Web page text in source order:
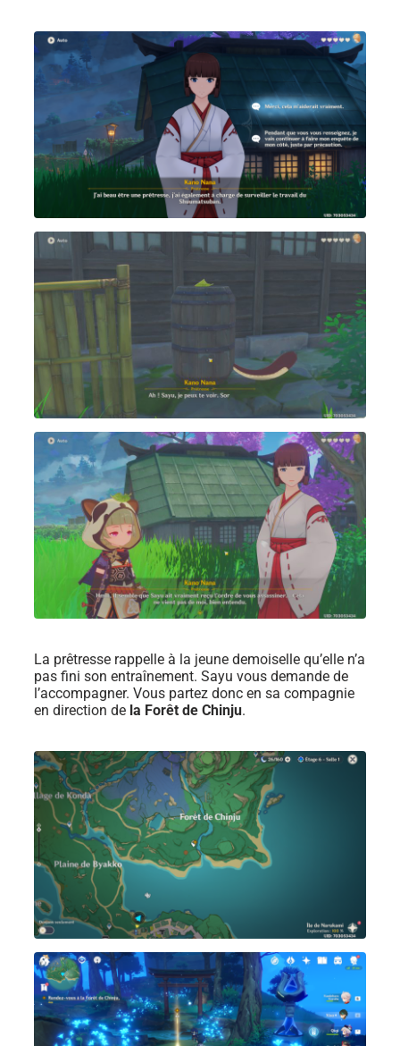
La prêtresse rappelle à la jeune demoiselle qu’elle n’a
pas fini son entraînement. Sayu vous demande de
l’accompagner. Vous partez donc en sa compagnie
en direction de la Forêt de Chinju.